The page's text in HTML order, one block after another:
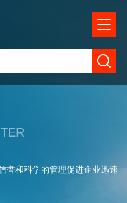
誉和科学的管理促进企业迅速